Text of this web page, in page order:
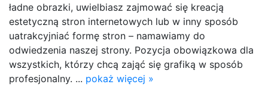
ładne obrazki, uwielbiasz zajmować się kreacją
estetyczną stron internetowych lub w inny sposób
uatrakcyjniać formę stron – namawiamy do
odwiedzenia naszej strony. Pozycja obowiązkowa dla
wszystkich, którzy chcą zająć się grafiką w sposób
profesjonalny. ... pokaż więcej »